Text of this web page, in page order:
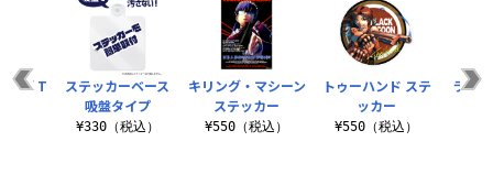
キリング・マシーン
ステッカー
¥550（税込）
トゥーハンド ステ
ッカー
¥550（税込）
ラグ
ッグ T
ステッカーベース
吸盤タイプ
¥330（税込）